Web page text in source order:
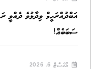
އަބްދުއްރަހީމް ވިދާޅުވެ ދެއްވީ
ސަބަބެއް!
އޯގަސްޓް 6, 2026